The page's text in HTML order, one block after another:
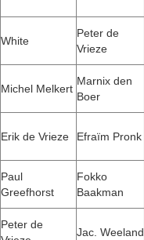
White
Peter de
Vrieze
Michel Melkert
Marnix den
Boer
Erik de Vrieze Efraïm Pronk
Paul
Greefhorst
Fokko
Baakman
Peter de
Jac. Weeland